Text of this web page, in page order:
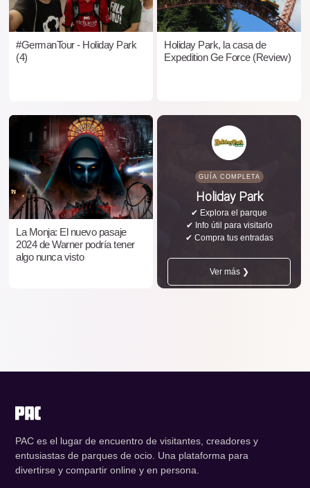
#GermanTour - Holiday Park
(4)
Holiday Park, la casa de
Expedition Ge Force (Review)
La Monja: El nuevo pasaje
2024 de Warner podría tener
algo nunca visto
GUÍA COMPLETA
Holiday Park
✔ Explora el parque
✔ Info útil para visitarlo
✔ Compra tus entradas
Ver más ❯
PAC es el lugar de encuentro de visitantes, creadores y
entusiastas de parques de ocio. Una plataforma para
divertirse y compartir online y en persona.